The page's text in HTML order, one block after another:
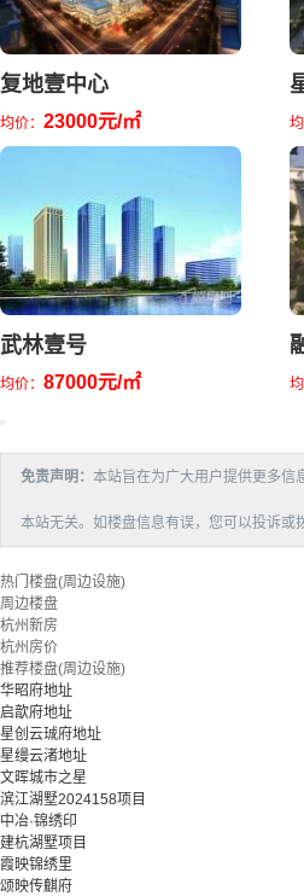
复地壹中心
均价： 23000元/㎡ 均
武林壹号
均价： 87000元/㎡ 均
免责声明： 本站旨在为广大用户提供更多信
本站无关。如楼盘信息有误，您可以投诉
热门楼盘(周边设施)
周边楼盘
杭州新房
杭州房价
推荐楼盘(周边设施)
华昭府地址
启歆府地址
星创云珹府地址
星缦云渚地址
文晖城市之星
滨江湖墅2024158项目
中冶·锦绣印
建杭湖墅项目
霞映锦绣里
颂映传麒府